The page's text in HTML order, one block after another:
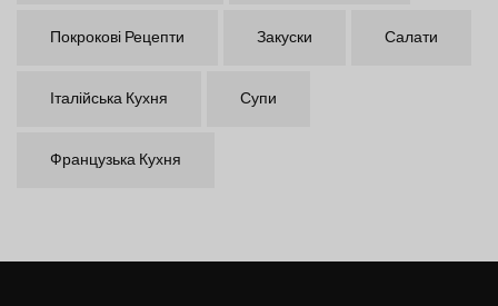
Покрокові Рецепти Закуски Салати
Італійська Кухня Супи
Французька Кухня